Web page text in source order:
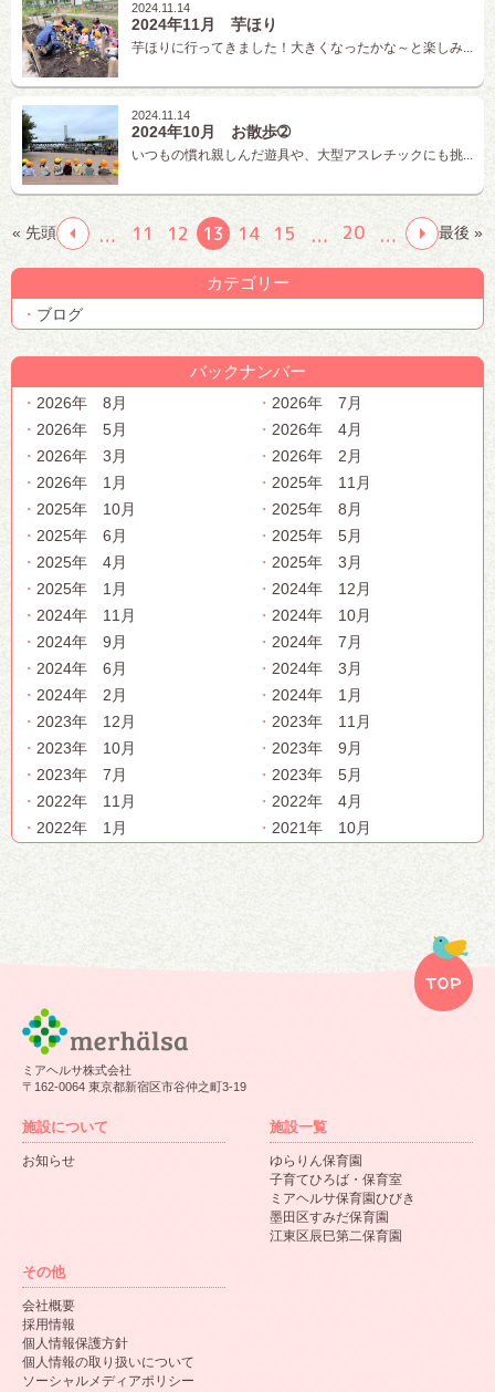
2024.11.14
2024年11月 芋ほり
芋ほりに行ってきました！大きくなったかな～と楽しみ...
2024.11.14
2024年10月 お散歩➁
いつもの慣れ親しんだ遊具や、大型アスレチックにも挑...
« 先頭 … 11 12 13 14 15 … 20 … 最後 »
カテゴリー
ブログ
バックナンバー
2026年 8月
2026年 7月
2026年 5月
2026年 4月
2026年 3月
2026年 2月
2026年 1月
2025年 11月
2025年 10月
2025年 8月
2025年 6月
2025年 5月
2025年 4月
2025年 3月
2025年 1月
2024年 12月
2024年 11月
2024年 10月
2024年 9月
2024年 7月
2024年 6月
2024年 3月
2024年 2月
2024年 1月
2023年 12月
2023年 11月
2023年 10月
2023年 9月
2023年 7月
2023年 5月
2022年 11月
2022年 4月
2022年 1月
2021年 10月
ミアヘルサ株式会社
〒162-0064 東京都新宿区市谷仲之町3-19
施設について
お知らせ
施設一覧
ゆらりん保育園
子育てひろば・保育室
ミアヘルサ保育園ひびき
墨田区すみだ保育園
江東区辰巳第二保育園
その他
会社概要
採用情報
個人情報保護方針
個人情報の取り扱いについて
ソーシャルメディアポリシー